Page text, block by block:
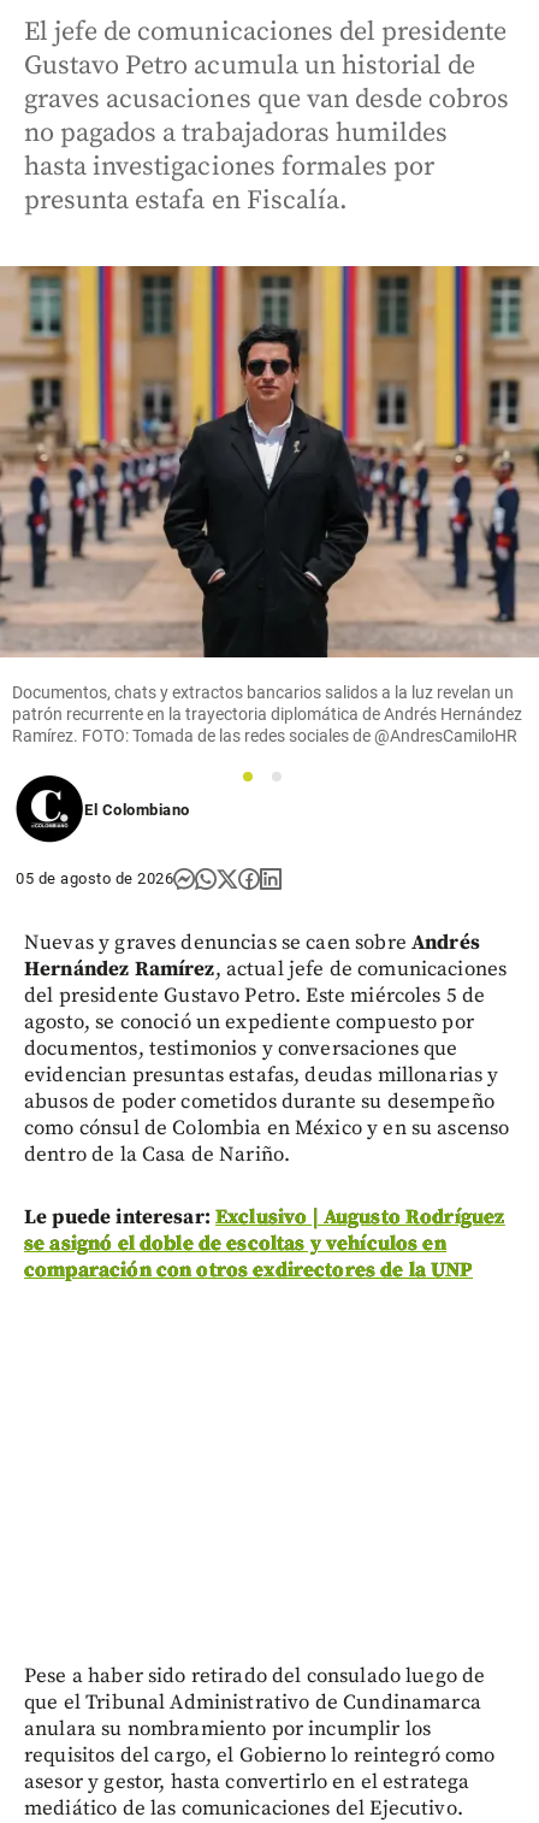
El jefe de comunicaciones del presidente
Gustavo Petro acumula un historial de
graves acusaciones que van desde cobros
no pagados a trabajadoras humildes
hasta investigaciones formales por
presunta estafa en Fiscalía.
Documentos, chats y extractos bancarios salidos a la luz revelan un
patrón recurrente en la trayectoria diplomática de Andrés Hernández
Ramírez. FOTO: Tomada de las redes sociales de @AndresCamiloHR
1
2
El Colombiano
05 de agosto de 2026
Nuevas y graves denuncias se caen sobre Andrés
Hernández Ramírez, actual jefe de comunicaciones
del presidente Gustavo Petro. Este miércoles 5 de
agosto, se conoció un expediente compuesto por
documentos, testimonios y conversaciones que
evidencian presuntas estafas, deudas millonarias y
abusos de poder cometidos durante su desempeño
como cónsul de Colombia en México y en su ascenso
dentro de la Casa de Nariño.
Le puede interesar: Exclusivo | Augusto Rodríguez
se asignó el doble de escoltas y vehículos en
comparación con otros exdirectores de la UNP
Pese a haber sido retirado del consulado luego de
que el Tribunal Administrativo de Cundinamarca
anulara su nombramiento por incumplir los
requisitos del cargo, el Gobierno lo reintegró como
asesor y gestor, hasta convertirlo en el estratega
mediático de las comunicaciones del Ejecutivo.